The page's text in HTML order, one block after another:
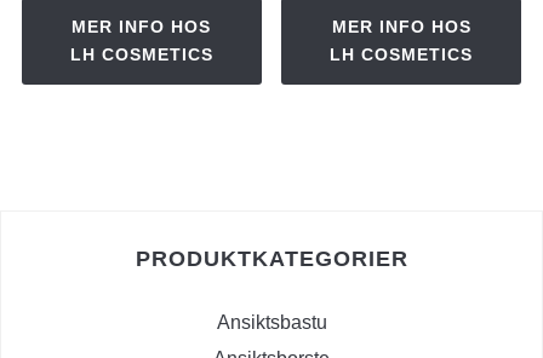
MER INFO HOS
LH COSMETICS
MER INFO HOS
LH COSMETICS
PRODUKTKATEGORIER
Ansiktsbastu